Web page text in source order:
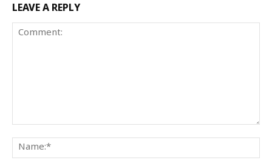
LEAVE A REPLY